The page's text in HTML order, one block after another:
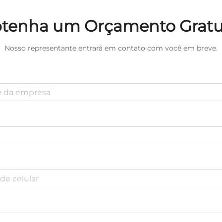
Magnético Magsafe
de Água com Suporte
para Celular
um Orçamento
Nosso representante entrará em contato com você em breve.